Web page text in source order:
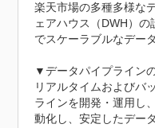
楽天市場の多種多様な
ェアハウス（DWH）
でスケーラブルなデー
▼データパイプライン
リアルタイムおよびバ
ラインを開発・運用し
動化し、安定したデー